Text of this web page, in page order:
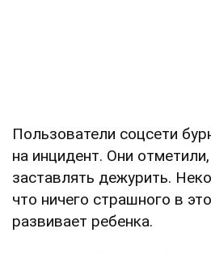
Пользователи соцсети
на инцидент. Они
заставлять дежурить.
что ничего страшного в
развивает ребенка.